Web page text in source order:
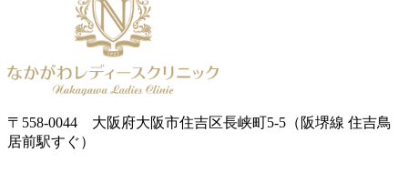
〒558-0044 大阪府大阪市住吉区長峡町5-5 （阪堺線 住吉鳥
居前駅すぐ）